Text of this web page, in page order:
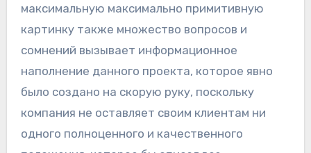
максимальную максимально примитивную
картинку также множество вопросов и
сомнений вызывает информационное
наполнение данного проекта, которое явно
было создано на скорую руку, поскольку
компания не оставляет своим клиентам ни
одного полноценного и качественного